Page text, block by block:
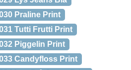
Praline Print
Tutti Frutti Print
Piggelin Print
Candyfloss Print